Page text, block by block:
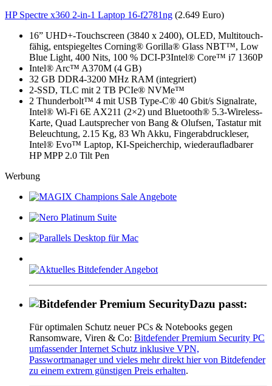
HP Spectre x360 2-in-1 Laptop 16-f2781ng (2.649 Euro)
16” UHD+-Touchscreen (3840 x 2400), OLED, Multitouch-
fähig, entspiegeltes Corning® Gorilla® Glass NBT™, Low
Blue Light, 400 Nits, 100 % DCI-P3Intel® Core™ i7 1360P
Intel® Arc™ A370M (4 GB)
32 GB DDR4-3200 MHz RAM (integriert)
2-SSD, TLC mit 2 TB PCIe® NVMe™
2 Thunderbolt™ 4 mit USB Type-C® 40 Gbit/s Signalrate,
Intel® Wi-Fi 6E AX211 (2×2) und Bluetooth® 5.3-Wireless-
Karte, Quad Lautsprecher von Bang & Olufsen, Tastatur mit
Beleuchtung, 2.15 Kg, 83 Wh Akku, Fingerabdruckleser,
Intel® Evo™ Laptop, KI-Speicherchip, wiederaufladbarer
HP MPP 2.0 Tilt Pen
Werbung
Dazu passt:
Für optimalen Schutz neuer PCs & Notebooks gegen
Ransomware, Viren & Co: Bitdefender Premium Security PC
umfassender Internet Schutz inklusive VPN,
Passwortmanager und vieles mehr direkt hier von Bitdefender
zu einem extrem günstigen Preis erhalten.